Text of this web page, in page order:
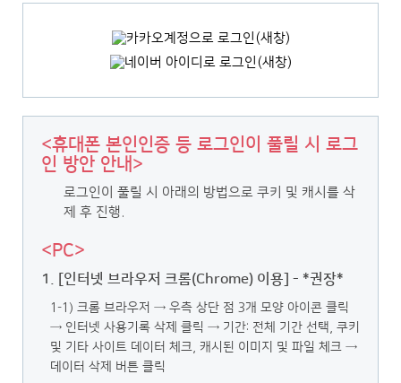
<휴대폰 본인인증 등 로그인이 풀릴 시 로그
인 방안 안내>
로그인이 풀릴 시 아래의 방법으로 쿠키 및 캐시를 삭
제 후 진행.
<PC>
1. [인터넷 브라우저 크롬(Chrome) 이용] - *권장*
1-1) 크롬 브라우저 → 우측 상단 점 3개 모양 아이콘 클릭
→ 인터넷 사용기록 삭제 클릭 → 기간: 전체 기간 선택, 쿠키
및 기타 사이트 데이터 체크, 캐시된 이미지 및 파일 체크 →
데이터 삭제 버튼 클릭